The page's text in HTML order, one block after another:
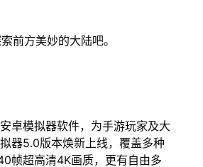
前方美妙的大陆吧。
卓模拟器软件，为手游玩家及大
器5.0版本焕新上线，覆盖多种
帧超高清4K画质，更有自由多